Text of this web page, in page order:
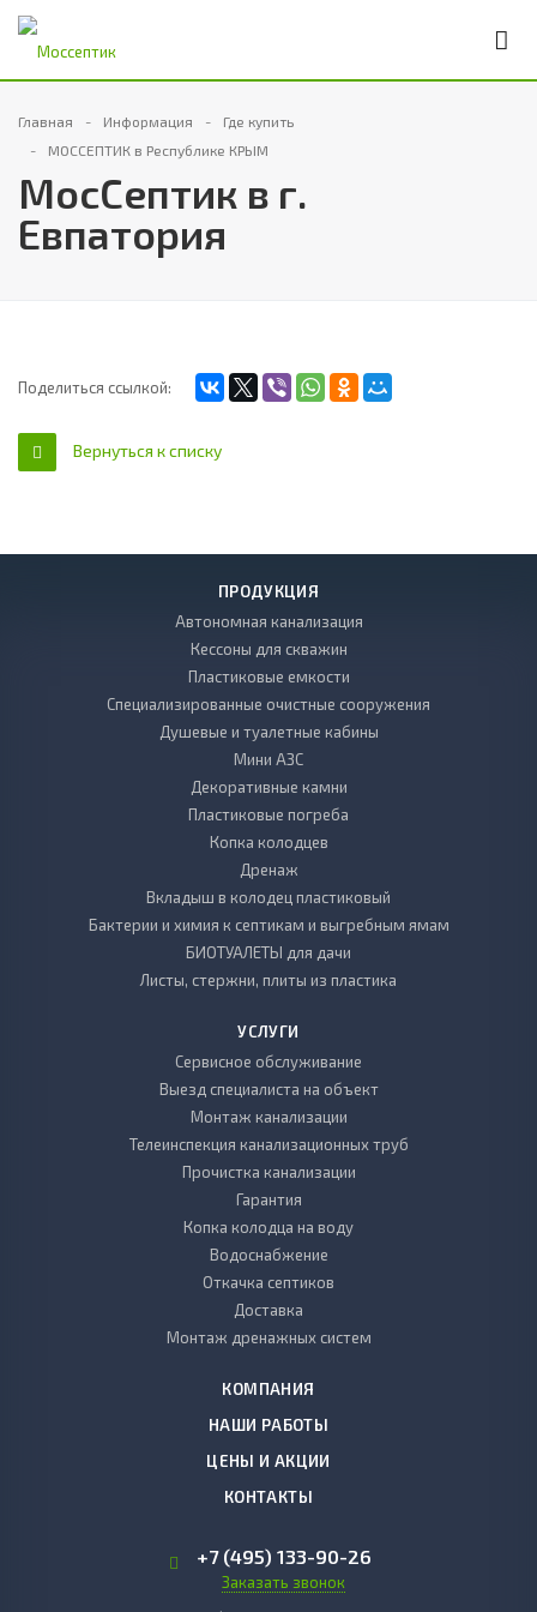
Главная Информация
Где купить
МОССЕПТИК в Республике КРЫМ
МосСептик в г.
Евпатория
Поделиться ссылкой:
Вернуться к списку
ПРОДУКЦИЯ
Автономная канализация
Кессоны для скважин
Пластиковые емкости
Специализированные очистные сооружения
Душевые и туалетные кабины
Мини АЗС
Декоративные камни
Пластиковые погреба
Копка колодцев
Дренаж
Вкладыш в колодец пластиковый
Бактерии и химия к септикам и выгребным ямам
БИОТУАЛЕТЫ для дачи
Листы, стержни, плиты из пластика
УСЛУГИ
Сервисное обслуживание
Выезд специалиста на объект
Монтаж канализации
Телеинспекция канализационных труб
Прочистка канализации
Гарантия
Копка колодца на воду
Водоснабжение
Откачка септиков
Доставка
Монтаж дренажных систем
КОМПАНИЯ
НАШИ РАБОТЫ
ЦЕНЫ И АКЦИИ
КОНТАКТЫ
+7 (495) 133-90-26
Заказать звонок